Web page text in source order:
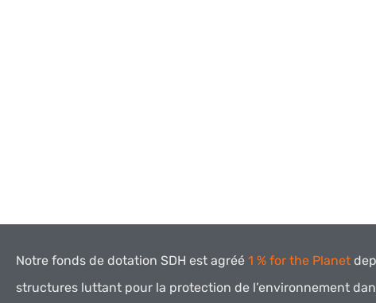
Notre fonds de dotation SDH est agréé 1 % for the Planet
structures luttant pour la protection de l’environnement